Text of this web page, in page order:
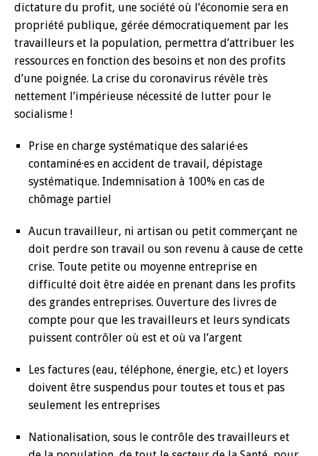
dictature du profit, une société où l’économie sera en
propriété publique, gérée démocratiquement par les
travailleurs et la population, permettra d’attribuer les
ressources en fonction des besoins et non des profits
d’une poignée. La crise du coronavirus révèle très
nettement l’impérieuse nécessité de lutter pour le
socialisme !
Prise en charge systématique des salarié·es
contaminé·es en accident de travail, dépistage
systématique. Indemnisation à 100% en cas de
chômage partiel
Aucun travailleur, ni artisan ou petit commerçant ne
doit perdre son travail ou son revenu à cause de cette
crise. Toute petite ou moyenne entreprise en
difficulté doit être aidée en prenant dans les profits
des grandes entreprises. Ouverture des livres de
compte pour que les travailleurs et leurs syndicats
puissent contrôler où est et où va l’argent
Les factures (eau, téléphone, énergie, etc.) et loyers
doivent être suspendus pour toutes et tous et pas
seulement les entreprises
Nationalisation, sous le contrôle des travailleurs et